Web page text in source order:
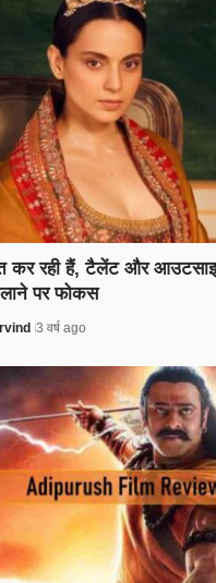
कर रही हैं, टैलेंट और
पर फोकस
3 वर्ष ago